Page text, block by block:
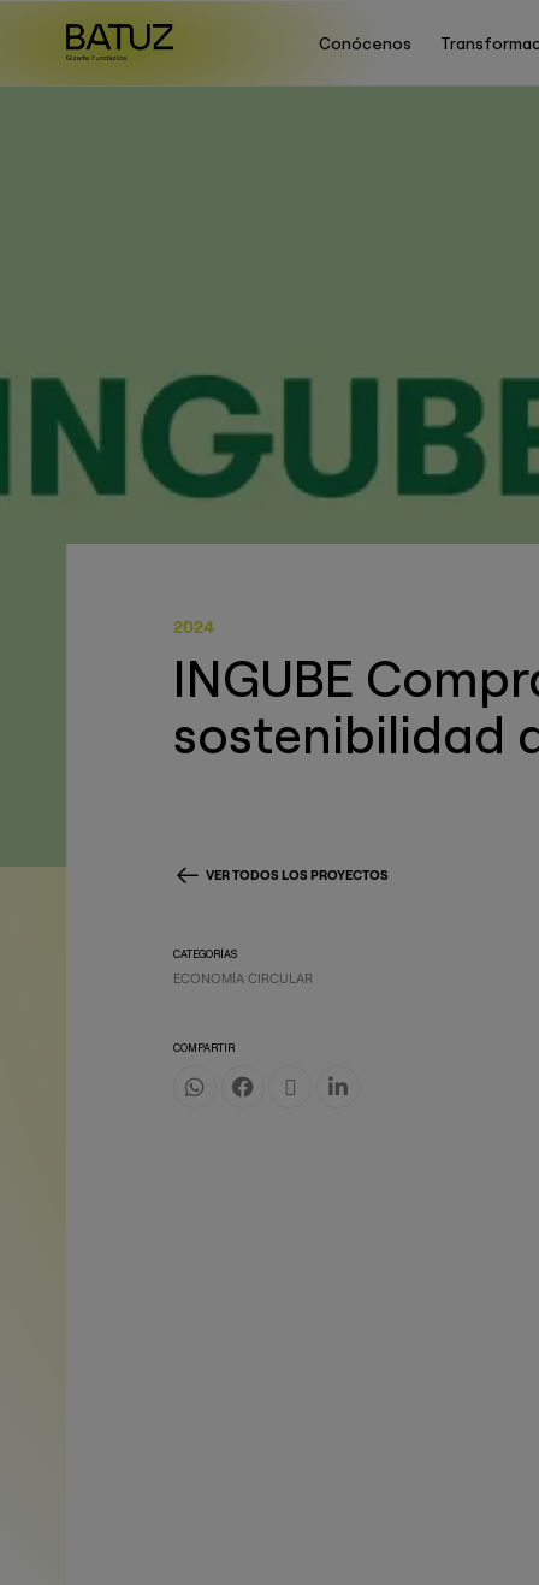
Conócenos
2024
INGUBE
sostenibilidad
VER TODOS LOS PROYECTOS
CATEGORÍAS
ECONOMÍA CIRCULAR
COMPARTIR